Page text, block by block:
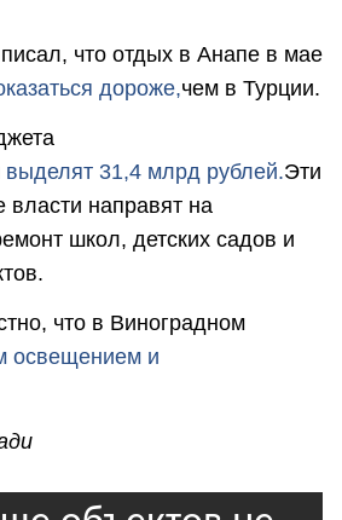
что отдых в Анапе в мае
дороже,чем в Турции.
выделят 31,4 млрд рублей.Эти
власти направят на
школ, детских садов и
что в Виноградном
освещением и